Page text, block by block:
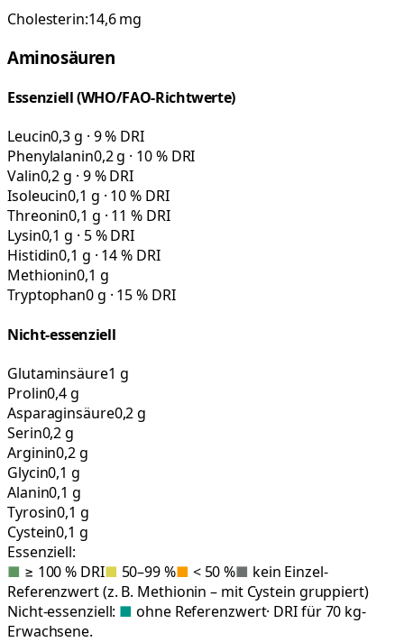
Cholesterin:14,6mg
Aminosäuren
Essenziell (WHO/FAO-Richtwerte)
Leucin0,3 g · 9 % DRI
Phenylalanin0,2 g · 10 % DRI
Valin0,2 g · 9 % DRI
Isoleucin0,1 g · 10 % DRI
Threonin0,1 g · 11 % DRI
Lysin0,1 g · 5 % DRI
Histidin0,1 g · 14 % DRI
Methionin0,1 g
Tryptophan0 g · 15 % DRI
Nicht-essenziell
Glutaminsäure1 g
Prolin0,4 g
Asparaginsäure0,2 g
Serin0,2 g
Arginin0,2 g
Glycin0,1 g
Alanin0,1 g
Tyrosin0,1 g
Cystein0,1 g
Essenziell:
■ ≥ 100 % DRI■ 50–99 %■ < 50 %■ kein Einzel-
Referenzwert (z. B. Methionin – mit Cystein gruppiert)
Nicht-essenziell: ■ ohne Referenzwert· DRI für 70 kg-
Erwachsene.